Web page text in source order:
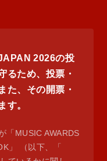
2026の投
るため、投票・
た、その開票・
す。
「MUSIC AWARDS
」 （以下、「